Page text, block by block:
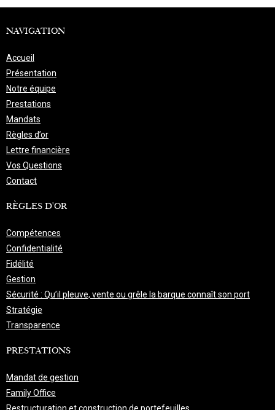
NAVIGATION
Accueil
Présentation
Notre équipe
Prestations
Mandats
Règles d’or
Lettre financière
Vos Questions
Contact
RÈGLES D'OR
Compétences
Confidentialité
Fidélité
Gestion
Sécurité : Qu’il pleuve, vente ou grêle la barque connaît son port
Stratégie
Transparence
PRESTATIONS
Mandat de gestion
Family Office